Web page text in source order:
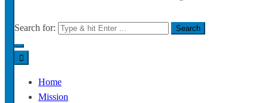
Search for:
Home
Mission